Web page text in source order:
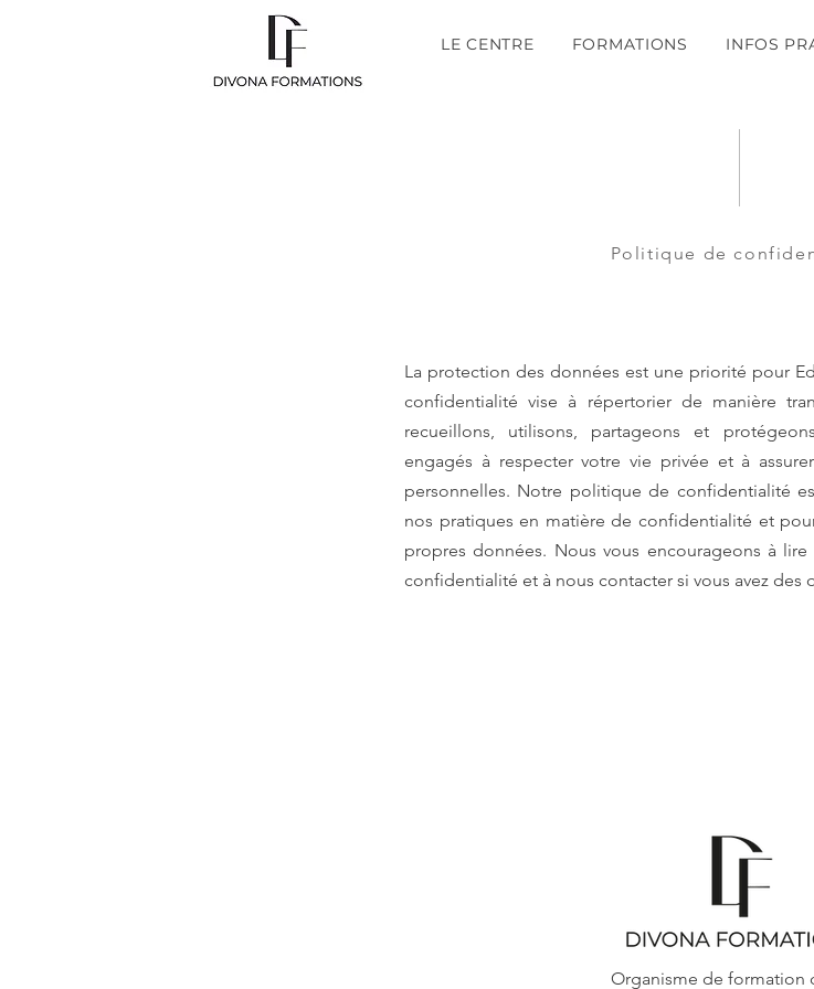
LE CENTRE FORMATIONS INFOS
Politique de
La protection des données est une priorité pour
confidentialité vise à répertorier de manière
recueillons, utilisons, partageons et
engagés à respecter votre vie privée et à
personnelles. Notre politique de confidentialité
nos pratiques en matière de confidentialité et
propres données. Nous vous encourageons à
confidentialité et à nous contacter si vous avez
Organisme de formation